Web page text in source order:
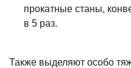
прокатные станы,
в 5 раз.
Также выделяют особо